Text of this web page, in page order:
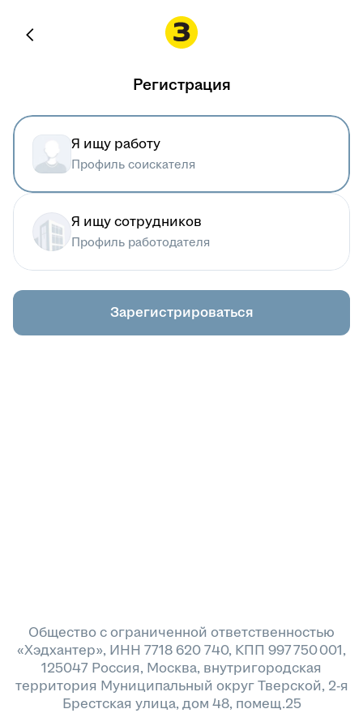
Регистрация
Я ищу работу
Профиль соискателя
Я ищу сотрудников
Профиль работодателя
Зарегистрироваться
Общество с ограниченной ответственностью
«Хэдхантер», ИНН 7718 620 740, КПП 997 750 001,
125047 Россия, Москва, внутригородская
территория Муниципальный округ Тверской, 2-я
Брестская улица, дом 48, помещ.25